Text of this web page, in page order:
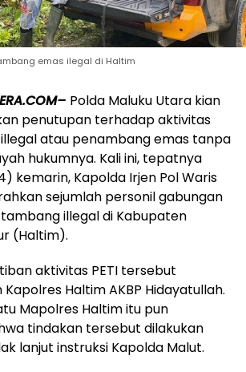
emas ilegal di Haltim
Polda Maluku Utara kian
penutupan terhadap aktivitas
atau penambang emas tanpa
hukumnya. Kali ini, tepatnya
kemarin, Kapolda Irjen Pol Waris
sejumlah personil gabungan
illegal di Kabupaten
(Haltim).
aktivitas PETI tersebut
Haltim AKBP Hidayatullah.
Mapolres Haltim itu pun
tindakan tersebut dilakukan
lanjut instruksi Kapolda Malut.